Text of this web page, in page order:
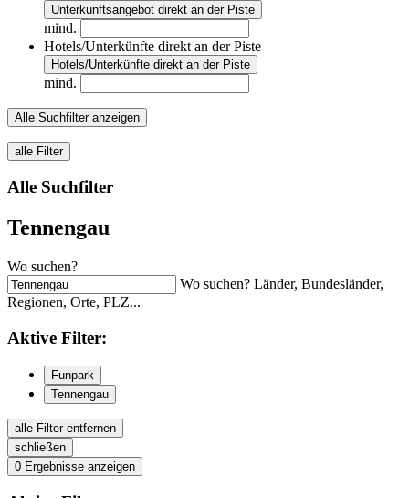
Unterkunftsangebot direkt an der Piste
mind.
Hotels/Unterkünfte direkt an der Piste
Hotels/Unterkünfte direkt an der Piste
mind.
Alle Suchfilter anzeigen
alle Filter
Alle Suchfilter
Tennengau
Wo suchen?
Wo suchen? Länder, Bundesländer,
Regionen, Orte, PLZ...
Aktive Filter:
Funpark
Tennengau
alle Filter entfernen
schließen
0 Ergebnisse anzeigen